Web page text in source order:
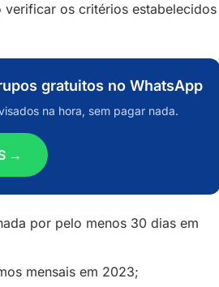
os critérios estabelecidos
gratuitos no WhatsApp
na hora, sem pagar nada.
→
por pelo menos 30 dias em
mensais em 2023;